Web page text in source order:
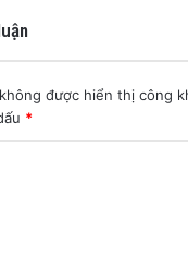
được hiển thị công
*